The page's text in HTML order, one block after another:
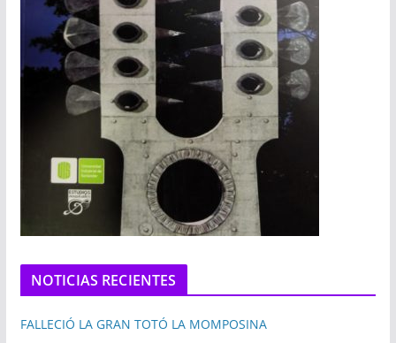
NOTICIAS RECIENTES
FALLECIÓ LA GRAN TOTÓ LA MOMPOSINA